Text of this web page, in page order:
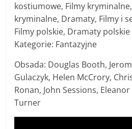
kostiumowe, Filmy
kryminalne, Dramaty, Filmy i
Filmy polskie, Dramaty polskie
Kategorie: Fantazyjne
Obsada: Douglas Booth,
Gulaczyk, Helen McCrory,
Ronan, John Sessions,
Turner